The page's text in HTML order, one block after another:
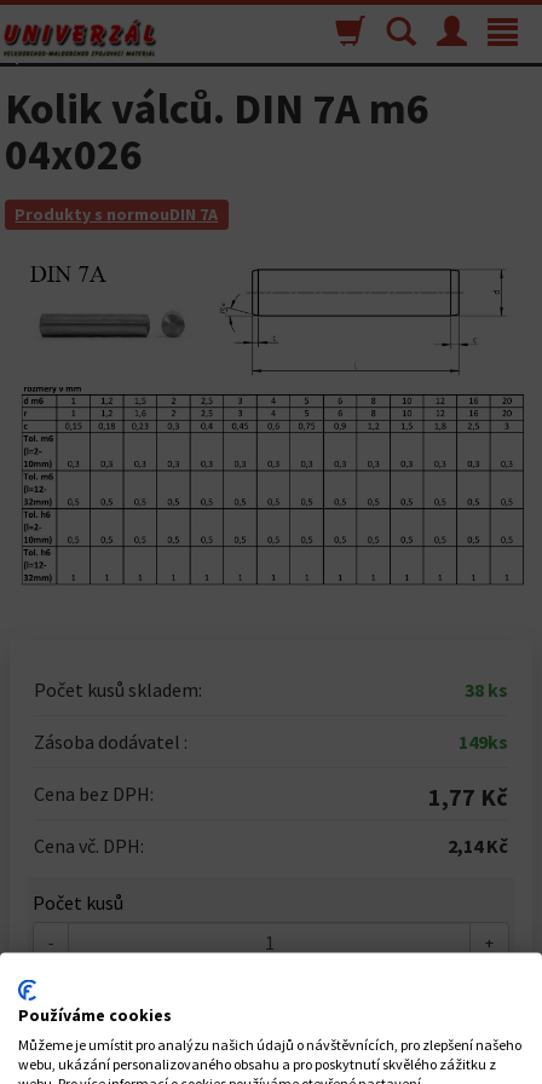
Toggle
Menu
Vyhľadávanie
Nákupný
košík
Kolik válců. DIN 7A m6
04x026
Produkty s normouDIN 7A
Počet kusů skladem: 38 ks
Zásoba dodávatel : 149ks
Cena bez DPH: 1,77 Kč
Cena vč. DPH: 2,14 Kč
Počet kusů
- +
Celkem za
Používáme cookies
Můžeme je umístit pro analýzu našich údajů o návštěvnících, pro zlepšení našeho
webu, ukázání personalizovaného obsahu a pro poskytnutí skvělého zážitku z